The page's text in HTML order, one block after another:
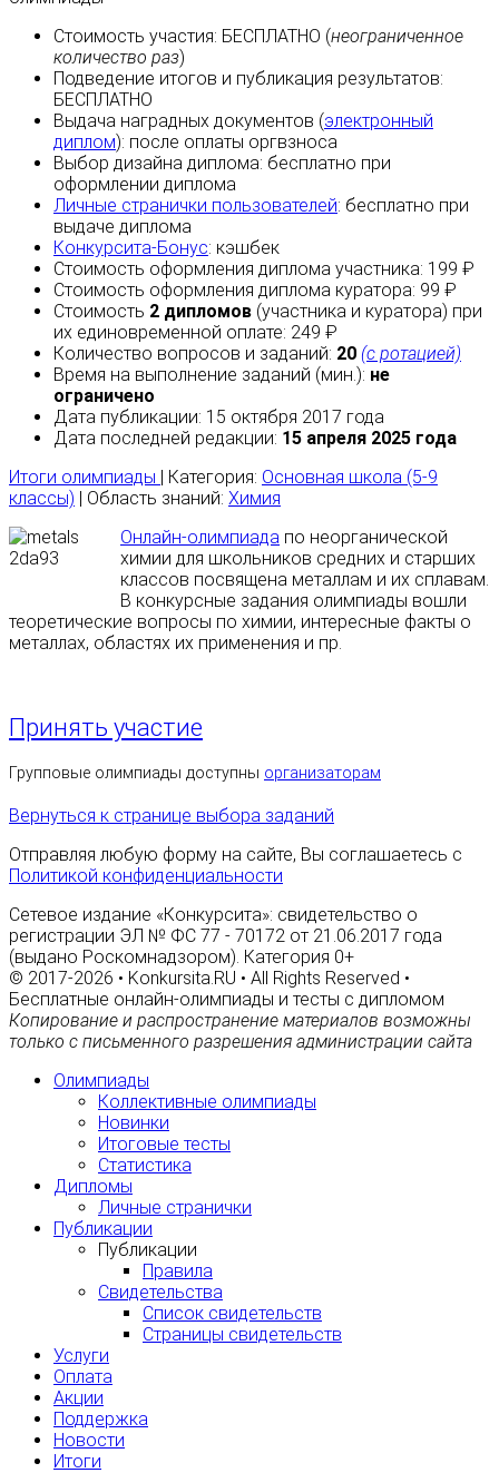
Стоимость участия: БЕСПЛАТНО (неограниченное
количество раз)
Подведение итогов и публикация результатов:
БЕСПЛАТНО
Выдача наградных документов (электронный
диплом): после оплаты оргвзноса
Выбор дизайна диплома: бесплатно при
оформлении диплома
Личные странички пользователей: бесплатно при
выдаче диплома
Конкурсита-Бонус: кэшбек
Стоимость оформления диплома участника: 199 ₽
Стоимость оформления диплома куратора: 99 ₽
Стоимость 2 дипломов (участника и куратора) при
их единовременной оплате: 249 ₽
Количество вопросов и заданий: 20 (с ротацией)
Время на выполнение заданий (мин.): не
ограничено
Дата публикации: 15 октября 2017 года
Дата последней редакции: 15 апреля 2025 года
Итоги олимпиады
| Категория: Основная школа (5-9
классы) | Область знаний: Химия
Онлайн-олимпиада по неорганической
химии для школьников средних и старших
классов посвящена металлам и их сплавам.
В конкурсные задания олимпиады вошли
теоретические вопросы по химии, интересные факты о
металлах, областях их применения и пр.
Принять участие
Групповые олимпиады доступны организаторам
Вернуться к странице выбора заданий
Отправляя любую форму на сайте, Вы соглашаетесь с
Политикой конфиденциальности
Сетевое издание «Конкурсита»: свидетельство о
регистрации ЭЛ № ФС 77 - 70172 от 21.06.2017 года
(выдано Роскомнадзором). Категория 0+
© 2017-2026 • Konkursita.RU • All Rights Reserved •
Бесплатные онлайн-олимпиады и тесты с дипломом
Копирование и распространение материалов возможны
только с письменного разрешения администрации сайта
Олимпиады
Коллективные олимпиады
Новинки
Итоговые тесты
Статистика
Дипломы
Личные странички
Публикации
Публикации
Правила
Свидетельства
Список свидетельств
Страницы свидетельств
Услуги
Оплата
Акции
Поддержка
Новости
Итоги